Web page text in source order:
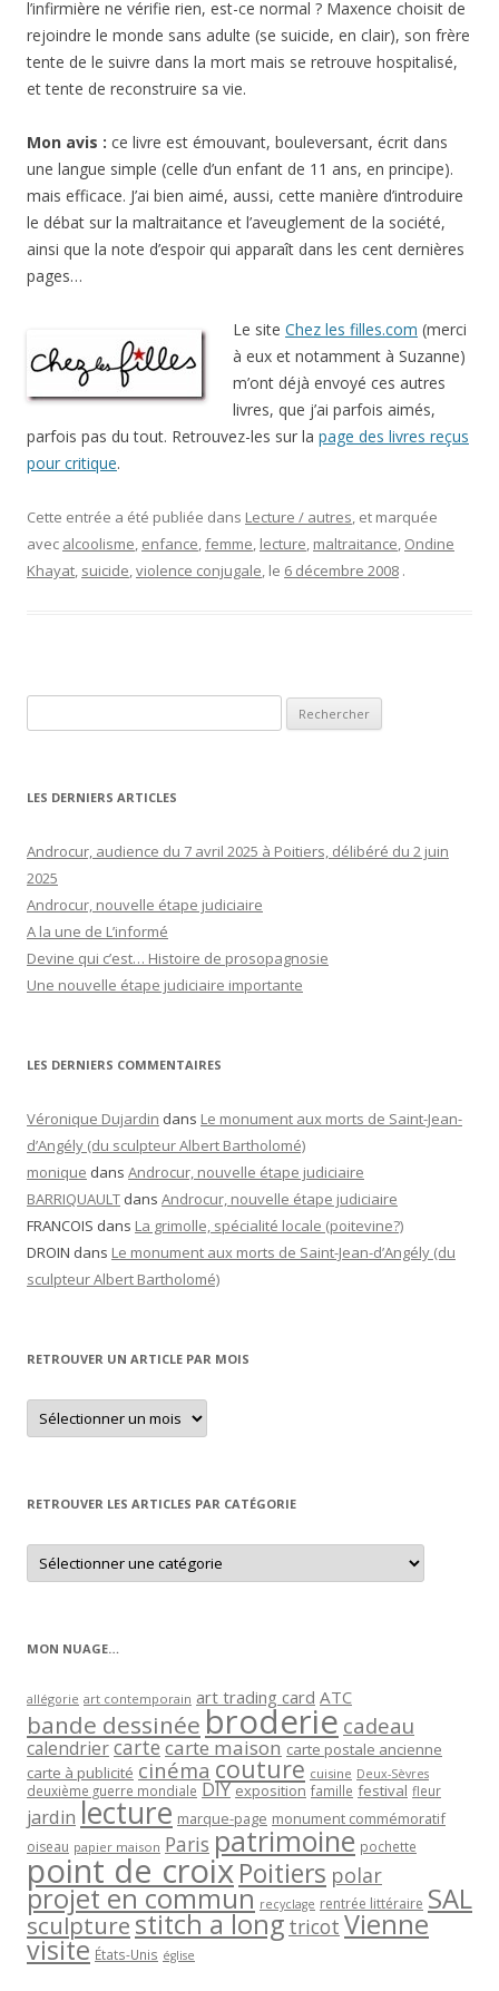
l’infirmière ne vérifie rien, est-ce normal ? Maxence choisit de
rejoindre le monde sans adulte (se suicide, en clair), son frère
tente de le suivre dans la mort mais se retrouve hospitalisé,
et tente de reconstruire sa vie.
Mon avis : ce livre est émouvant, bouleversant, écrit dans
une langue simple (celle d’un enfant de 11 ans, en principe).
mais efficace. J’ai bien aimé, aussi, cette manière d’introduire
le débat sur la maltraitance et l’aveuglement de la société,
ainsi que la note d’espoir qui apparaît dans les cent dernières
pages…
Le site Chez les filles.com (merci
à eux et notamment à Suzanne)
m’ont déjà envoyé ces autres
livres, que j’ai parfois aimés,
parfois pas du tout. Retrouvez-les sur la page des livres reçus
pour critique.
Cette entrée a été publiée dans Lecture / autres, et marquée
avec alcoolisme, enfance,femme, lecture, maltraitance, Ondine
Khayat, suicide,violence conjugale, le 6 décembre 2008 .
LES DERNIERS ARTICLES
Androcur, audience du 7 avril 2025 à Poitiers, délibéré du 2 juin
2025
Androcur, nouvelle étape judiciaire
A la une de L’informé
Devine qui c’est… Histoire de prosopagnosie
Une nouvelle étape judiciaire importante
LES DERNIERS COMMENTAIRES
Véronique Dujardin dans Le monument aux morts de Saint-Jean-
d’Angély (du sculpteur Albert Bartholomé)
monique dans Androcur, nouvelle étape judiciaire
BARRIQUAULT dans Androcur, nouvelle étape judiciaire
FRANCOIS dans La grimolle, spécialité locale (poitevine?)
DROIN dans Le monument aux morts de Saint-Jean-d’Angély (du
sculpteur Albert Bartholomé)
RETROUVER UN ARTICLE PAR MOIS
Retrouver
un
article
RETROUVER LES ARTICLES PAR CATÉGORIE
Retrouver
les
articles
MON NUAGE…
allégorie art contemporain art trading card ATC
bande dessinée broderie cadeau
calendriercartecarte maison carte postale ancienne
carte à publicité cinéma couture cuisine Deux-Sèvres
deuxième guerre mondiale DIY exposition famille festival fleur
jardin lecture marque-page monument commémoratif
oiseau papier maison Paris patrimoine pochette
point de croixPoitiers polar
projet en commun recyclage rentrée littéraire SAL
sculpturestitch a long tricot Vienne
visite États-Unis église